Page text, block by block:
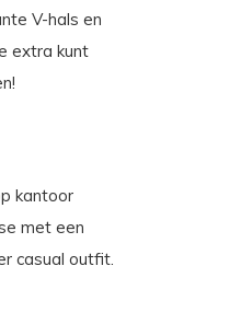
V-hals en
extra kunt
kantoor
met een
casual outfit.